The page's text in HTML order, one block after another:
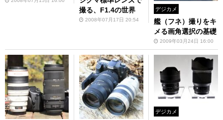
撮る、F1.4の世界
2008年07月17日 20:54
デジカメ
艦（フネ）撮りをキ
メる画角選択の基礎
2009年03月24日 16:00
デジカメ